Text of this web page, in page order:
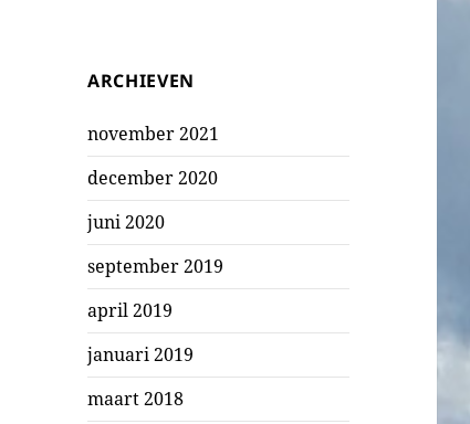
ARCHIEVEN
november 2021
december 2020
juni 2020
september 2019
april 2019
januari 2019
maart 2018